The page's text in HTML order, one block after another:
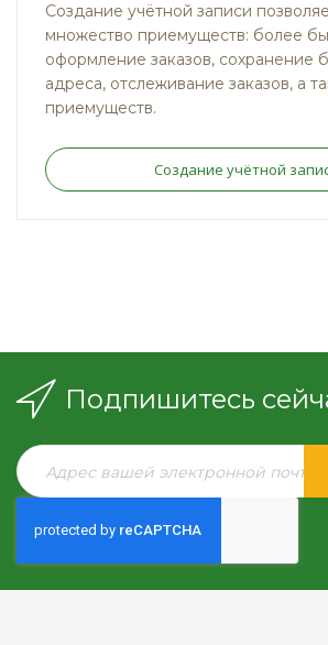
Создание учётной записи
множество приемуществ: более
оформление заказов, сохранение
адреса, отслеживание заказов, а
приемуществ.
Создание учётной
Подпишитесь